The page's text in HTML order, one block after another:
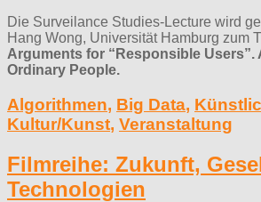
Die Surveilance Studies-Lecture wird
Hang Wong, Universität Hamburg zum
Arguments for “Responsible Users”.
Ordinary People.
Algorithmen, Big Data,
Kultur/Kunst, Veranstaltung
Filmreihe: Zukunft,
Technologien